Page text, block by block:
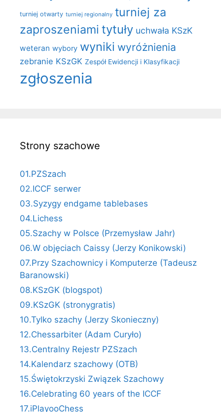
turniej otwarty turniej regionalny turniej za
zaproszeniami tytuły uchwała KSzK
weteran wybory wyniki wyróżnienia
zebranie KSzGK Zespół Ewidencji i Klasyfikacji
zgłoszenia
Strony szachowe
01.PZSzach
02.ICCF serwer
03.Syzygy endgame tablebases
04.Lichess
05.Szachy w Polsce (Przemysław Jahr)
06.W objęciach Caissy (Jerzy Konikowski)
07.Przy Szachownicy i Komputerze (Tadeusz
Baranowski)
08.KSzGK (blogspot)
09.KSzGK (stronygratis)
10.Tylko szachy (Jerzy Skonieczny)
12.Chessarbiter (Adam Curyło)
13.Centralny Rejestr PZSzach
14.Kalendarz szachowy (OTB)
15.Świętokrzyski Związek Szachowy
16.Celebrating 60 years of the ICCF
17.iPlayooChess